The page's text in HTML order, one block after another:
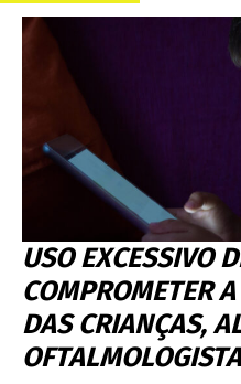
USO EXCESSIVO
COMPROMETER
DAS CRIANÇAS,
OFTALMOLOGISTA